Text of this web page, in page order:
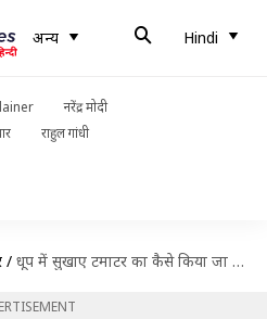
अन्य Hindi
नरेंद्र मोदी
राहुल गांधी
/ धूप में सुखाए टमाटर का कैसे किया जा सकता है इस्तेमाल? बनाएं ये रेसिपी